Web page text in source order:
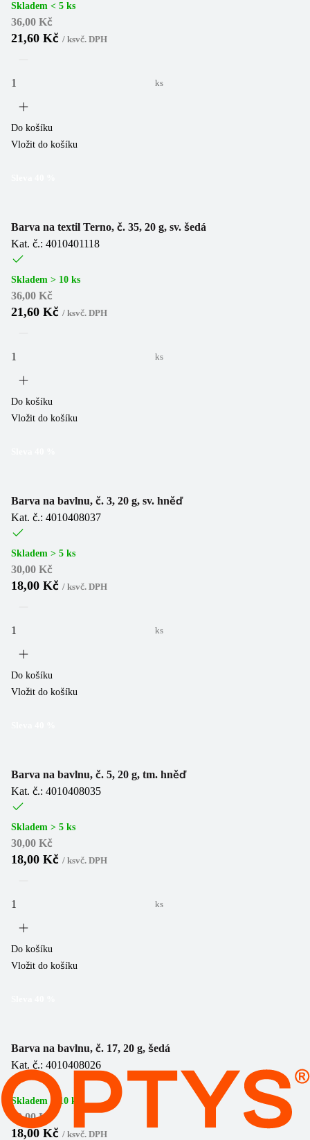
Skladem < 5 ks
36,00 Kč
21,60 Kč / ksvč. DPH
ks
Do košíku
Vložit do košíku
Barva na textil Terno, č. 35, 20 g, sv. šedá
Kat. č.: 4010401118
Skladem > 10 ks
36,00 Kč
21,60 Kč / ksvč. DPH
ks
Do košíku
Vložit do košíku
Barva na bavlnu, č. 3, 20 g, sv. hněď
Kat. č.: 4010408037
Skladem > 5 ks
30,00 Kč
18,00 Kč / ksvč. DPH
ks
Do košíku
Vložit do košíku
Barva na bavlnu, č. 5, 20 g, tm. hněď
Kat. č.: 4010408035
Skladem > 5 ks
30,00 Kč
18,00 Kč / ksvč. DPH
ks
Do košíku
Vložit do košíku
Barva na bavlnu, č. 17, 20 g, šedá
Kat. č.: 4010408026
Skladem > 10 ks
30,00 Kč
18,00 Kč / ksvč. DPH